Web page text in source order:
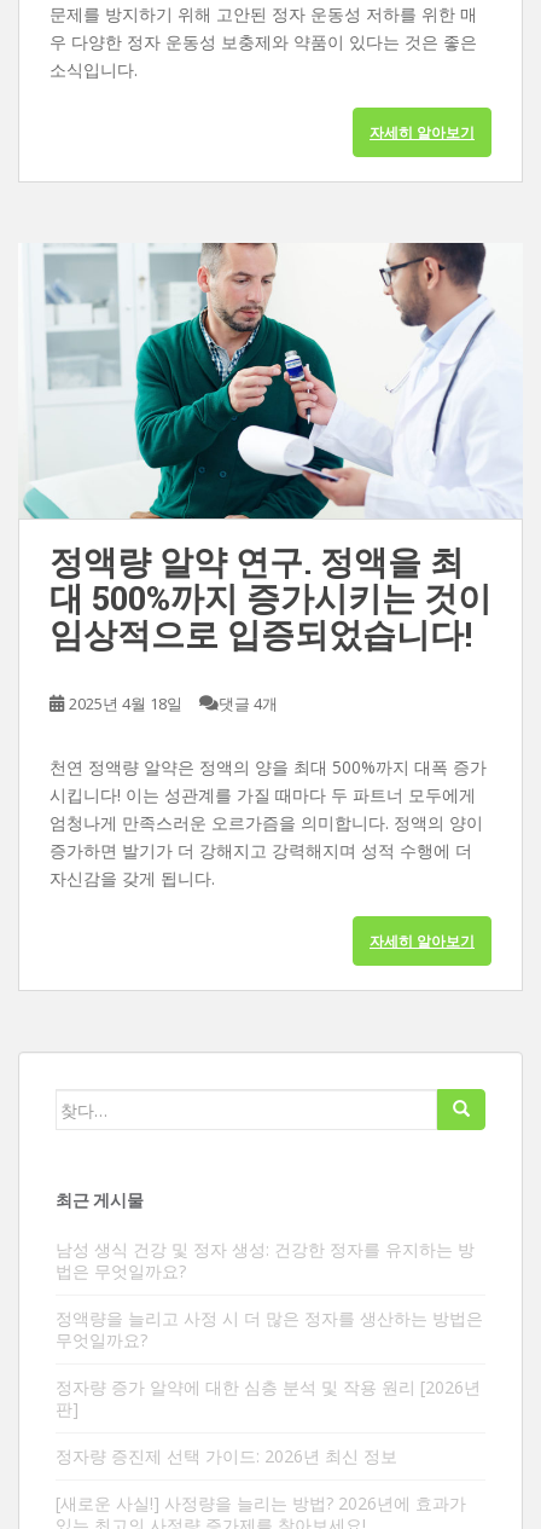
문제를 방지하기 위해 고안된 정자 운동성 저하를 위한 매
우 다양한 정자 운동성 보충제와 약품이 있다는 것은 좋은
소식입니다.
자세히 알아보기
정액량 알약 연구. 정액을 최
대 500%까지 증가시키는 것이
임상적으로 입증되었습니다!
2025년 4월 18일 댓글 4개
천연 정액량 알약은 정액의 양을 최대 500%까지 대폭 증가
시킵니다! 이는 성관계를 가질 때마다 두 파트너 모두에게
엄청나게 만족스러운 오르가즘을 의미합니다. 정액의 양이
증가하면 발기가 더 강해지고 강력해지며 성적 수행에 더
자신감을 갖게 됩니다.
자세히 알아보기
검
최근 게시물
남성 생식 건강 및 정자 생성: 건강한 정자를 유지하는 방
법은 무엇일까요?
정액량을 늘리고 사정 시 더 많은 정자를 생산하는 방법은
무엇일까요?
정자량 증가 알약에 대한 심층 분석 및 작용 원리 [2026년
판]
정자량 증진제 선택 가이드: 2026년 최신 정보
[새로운 사실!] 사정량을 늘리는 방법? 2026년에 효과가